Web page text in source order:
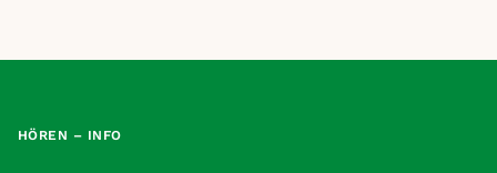
HÖREN – INFO